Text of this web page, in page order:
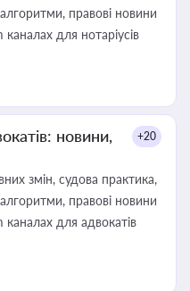
правові новини
для нотаріусів
новини,
+20
змін, судова практика,
правові новини
для адвокатів